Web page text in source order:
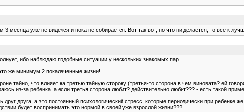
месяца уже не виделся и пока не собирается. Вот так вот, но что ни делается, то все к
ибо наблюдаю подобные ситуации у нескольких знакомых пар.
же минимум 2 покалеченные жизни!
тайно, что влияет на третью тайную сторону (третья-то сторона в чем виновата? ей
из-за ребенка. а если третья сторона любит? действительно любит??? - есть такой
друга, а это постоянный психологический стресс, которые периодически при ребенке
будет воспринимать это нормой в своей уже взрослой жизни???